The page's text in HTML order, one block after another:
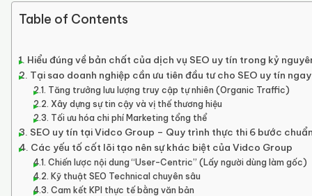
Table of Contents
Hiểu đúng về bản chất của dịch vụ SEO uy tín trong kỷ
Tại sao doanh nghiệp cần ưu tiên đầu tư cho SEO uy tín
Tăng trưởng lưu lượng truy cập tự nhiên (Organic Traffic)
Xây dựng sự tin cậy và vị thế thương hiệu
Tối ưu hóa chi phí Marketing tổng thể
SEO uy tín tại Vidco Group – Quy trình thực thi 6 bước
Các yếu tố cốt lõi tạo nên sự khác biệt của Vidco Group
Chiến lược nội dung “User-Centric” (Lấy người dùng làm gốc)
Kỹ thuật SEO Technical chuyên sâu
Cam kết KPI thực tế bằng văn bản